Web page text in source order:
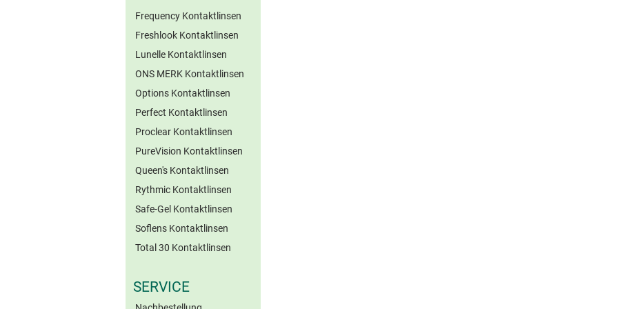
Frequency Kontaktlinsen
Freshlook Kontaktlinsen
Lunelle Kontaktlinsen
ONS MERK Kontaktlinsen
Options Kontaktlinsen
Perfect Kontaktlinsen
Proclear Kontaktlinsen
PureVision Kontaktlinsen
Queen's Kontaktlinsen
Rythmic Kontaktlinsen
Safe-Gel Kontaktlinsen
Soflens Kontaktlinsen
Total 30 Kontaktlinsen
SERVICE